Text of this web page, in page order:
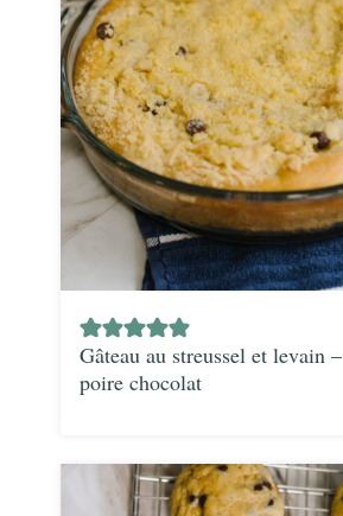
Gâteau au streussel et levain –
poire chocolat